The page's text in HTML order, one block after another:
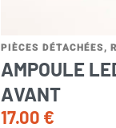
PIÈCES DÉTACHÉES,
AMPOULE
AVANT
17.00 €